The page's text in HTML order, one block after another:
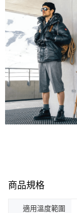
商品規格
適用溫度範圍